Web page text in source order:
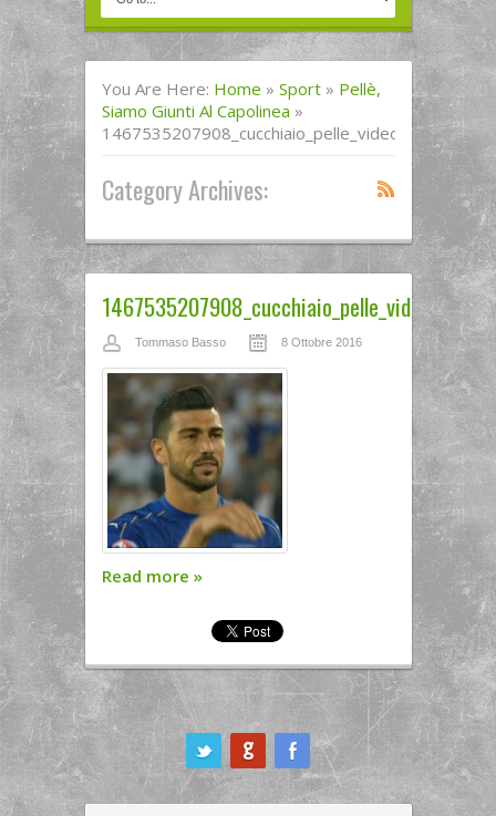
You Are Here: Home » Sport » Pellè,
Siamo Giunti Al Capolinea »
1467535207908_cucchiaio_pelle_videostill_1
Category Archives:
1467535207908_cucchiaio_pelle_videostill_1
Tommaso Basso 8 Ottobre 2016
Read more »